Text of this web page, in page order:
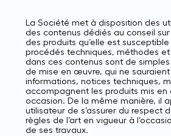
La Société met à disposition des
des contenus dédiés au conseil
des produits qu’elle est
procédés techniques, méthodes
dans ces contenus sont de
de mise en œuvre, qui ne
informations, notices techniques,
accompagnent les produits mis
occasion. De la même manière, il
utilisateur de s’assurer du respect
règles de l’art en vigueur à
de ses travaux.